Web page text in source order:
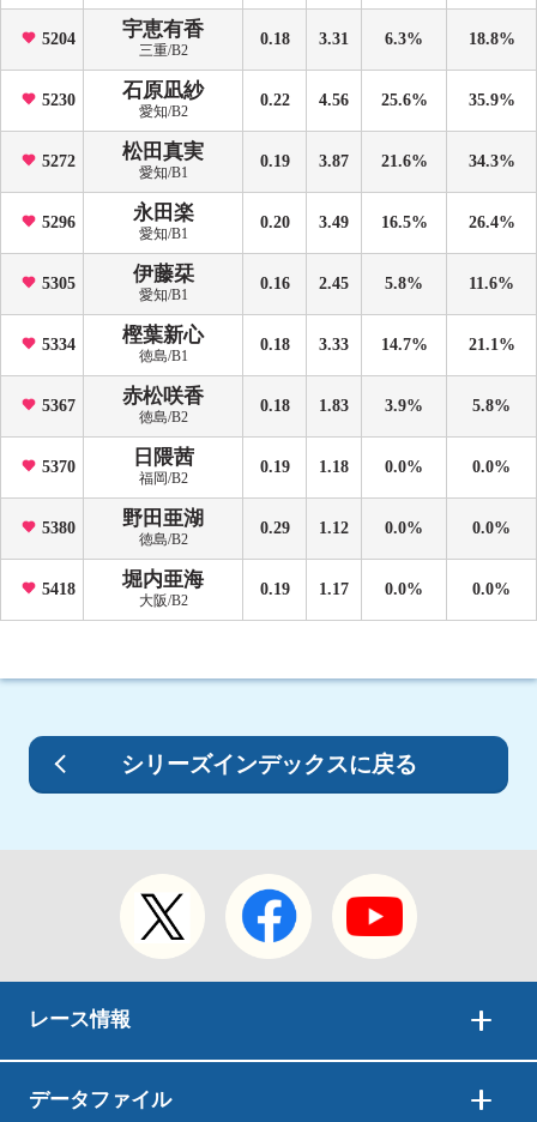
5204 宇恵有香
三重/B2
0.18 3.31 6.3% 18.8%
5230 石原凪紗
愛知/B2
0.22 4.56 25.6% 35.9%
5272 松田真実
愛知/B1
0.19 3.87 21.6% 34.3%
5296 永田楽
愛知/B1
0.20 3.49 16.5% 26.4%
5305 伊藤栞
愛知/B1
0.16 2.45 5.8% 11.6%
5334 樫葉新心
徳島/B1
0.18 3.33 14.7% 21.1%
5367 赤松咲香
徳島/B2
0.18 1.83 3.9% 5.8%
5370 日隈茜
福岡/B2
0.19 1.18 0.0% 0.0%
5380 野田亜湖
徳島/B2
0.29 1.12 0.0% 0.0%
5418 堀内亜海
大阪/B2
0.19 1.17 0.0% 0.0%
シリーズインデックスに戻る
レース情報
データファイル